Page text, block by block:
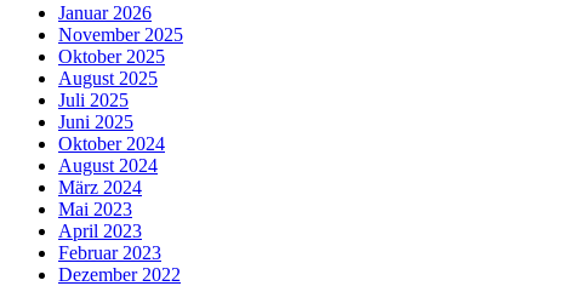
Januar 2026
November 2025
Oktober 2025
August 2025
Juli 2025
Juni 2025
Oktober 2024
August 2024
März 2024
Mai 2023
April 2023
Februar 2023
Dezember 2022